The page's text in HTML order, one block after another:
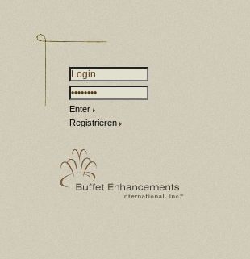
Enter
Registrieren